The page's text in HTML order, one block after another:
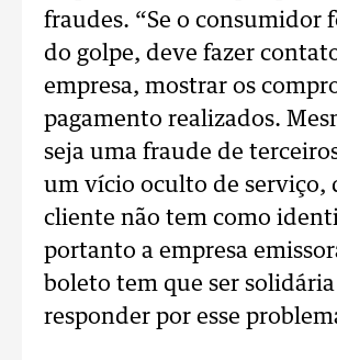
fraudes. “Se o consumidor
do golpe, deve fazer
empresa, mostrar os
pagamento realizados.
seja uma fraude de
um vício oculto de serviço,
cliente não tem como
portanto a empresa
boleto tem que ser
responder por esse